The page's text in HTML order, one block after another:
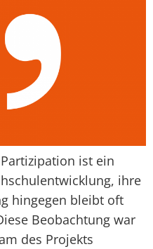
ist ein
ihre
hingegen bleibt oft
Beobachtung war
des Projekts